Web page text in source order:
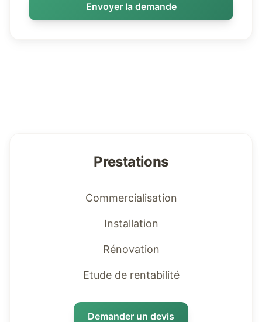
Envoyer la demande
Prestations
Commercialisation
Installation
Rénovation
Etude de rentabilité
Demander un devis